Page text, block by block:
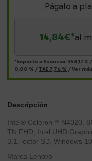
Págalo a
14,84€*al
*Importe a financiar 356,17 € /
0,00 % / TAE 7,76 % /Ver más
Descripción
Intel® Celeron™ N4020,
TN FHD, Intel UHD
3.1, lector SD, Windows
Marca Lenovo